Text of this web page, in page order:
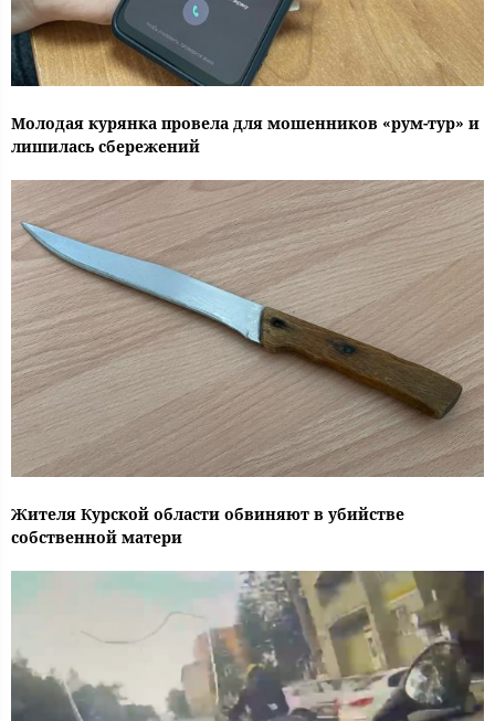
Молодая курянка провела для мошенников «рум-тур» и
лишилась сбережений
Жителя Курской области обвиняют в убийстве
собственной матери